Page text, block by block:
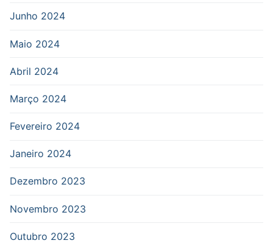
Junho 2024
Maio 2024
Abril 2024
Março 2024
Fevereiro 2024
Janeiro 2024
Dezembro 2023
Novembro 2023
Outubro 2023